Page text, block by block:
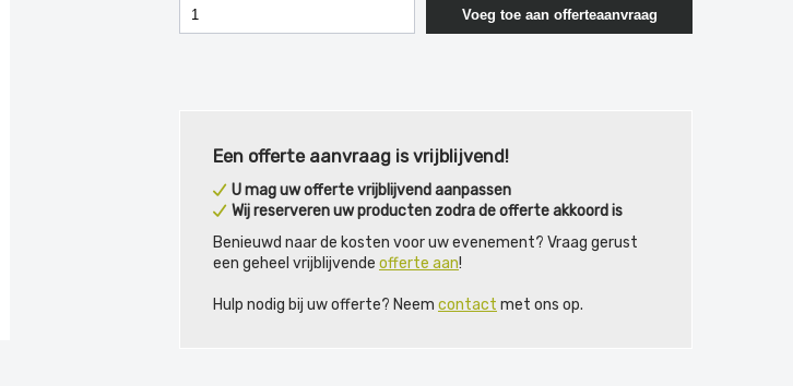
Voeg toe aan offerteaanvraag
Een offerte aanvraag is vrijblijvend!
U mag uw offerte vrijblijvend aanpassen
Wij reserveren uw producten zodra de offerte akkoord is
Benieuwd naar de kosten voor uw evenement? Vraag gerust
een geheel vrijblijvende offerte aan!
Hulp nodig bij uw offerte? Neem contact met ons op.